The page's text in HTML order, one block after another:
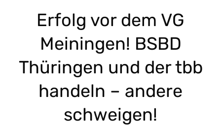
Erfolg vor dem VG
Meiningen! BSBD
Thüringen und der tbb
handeln – andere
schweigen!